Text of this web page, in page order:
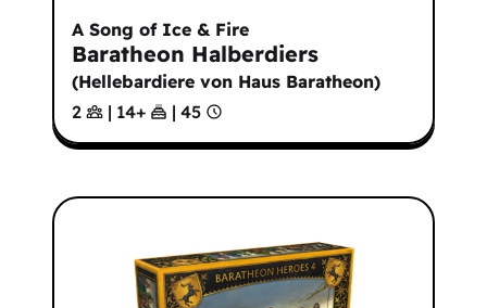
A Song of Ice & Fire
Baratheon Halberdiers
(Hellebardiere von Haus Baratheon)
2
| 14+ | 45